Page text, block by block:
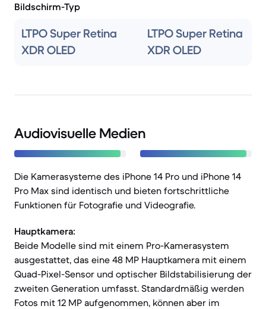
Bildschirm-Typ
LTPO Super Retina
XDR OLED
LTPO Super Retina
XDR OLED
Audiovisuelle Medien
Die Kamerasysteme des iPhone 14 Pro und iPhone 14
Pro Max sind identisch und bieten fortschrittliche
Funktionen für Fotografie und Videografie.
Hauptkamera:
Beide Modelle sind mit einem Pro-Kamerasystem
ausgestattet, das eine 48 MP Hauptkamera mit einem
Quad-Pixel-Sensor und optischer Bildstabilisierung der
zweiten Generation umfasst. Standardmäßig werden
Fotos mit 12 MP aufgenommen, können aber im